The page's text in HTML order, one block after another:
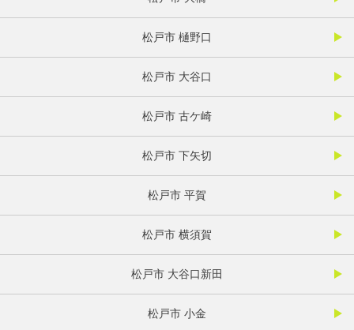
松戸市 樋野口
松戸市 大谷口
松戸市 古ケ崎
松戸市 下矢切
松戸市 平賀
松戸市 横須賀
松戸市 大谷口新田
松戸市 小金